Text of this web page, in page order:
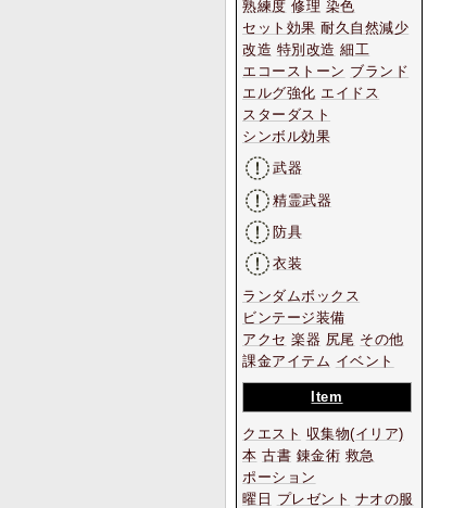
熟練度 修理 染色
セット効果 耐久自然減少
改造 特別改造 細工
エコーストーン ブランド
エルグ強化 エイドス
スターダスト
シンボル効果
武器
精霊武器
防具
衣装
ランダムボックス
ビンテージ装備
アクセ 楽器 尻尾 その他
課金アイテム イベント
Item
クエスト 収集物(イリア)
本 古書 錬金術 救急
ポーション
曜日 プレゼント ナオの服